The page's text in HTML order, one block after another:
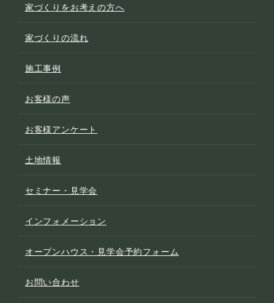
家づくりをお考えの方へ
家づくりの流れ
施工事例
お客様の声
お客様アンケート
土地情報
セミナー・見学会
インフォメーション
オープンハウス・見学会予約フォーム
お問い合わせ